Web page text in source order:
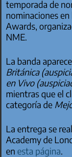
temporada de
nominaciones
Awards,
NME.
La banda
Británica
en Vivo
mientras que el
categoría de
La entrega se
Academy de
en esta página.